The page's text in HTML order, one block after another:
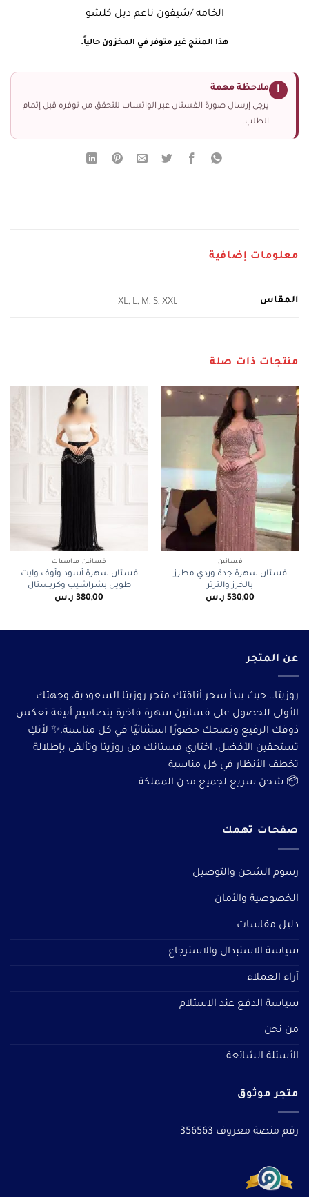
الخامه /شيفون ناعم دبل كلشو
هذا المنتج غير متوفر في المخزون حالياً.
! ملاحظة مهمة
يرجى إرسال صورة الفستان عبر الواتساب للتحقق من توفره قبل إتمام
الطلب.
معلومات إضافية
المقاس XL, L, M, S, XXL
منتجات ذات صلة
فساتين
فستان سهرة جدة وردي مطرز
بالخرز والترتر
530,00 ر.س
فساتين مناسبات
فستان سهرة أسود وأوف وايت
طويل بشراشيب وكريستال
380,00 ر.س
عن المتجر
روزيتا.. حيث يبدأ سحر أناقتك متجر روزيتا السعودية، وجهتك
الأولى للحصول على فساتين سهرة فاخرة بتصاميم أنيقة تعكس
ذوقك الرفيع وتمنحك حضورًا استثنائيًا في كل مناسبة.✨ لأنكِ
تستحقين الأفضل، اختاري فستانك من روزيتا وتألقى بإطلالة
تخطف الأنظار في كل مناسبة
📦 شحن سريع لجميع مدن المملكة
صفحات تهمك
رسوم الشحن والتوصيل
الخصوصية والأمان
دليل مقاسات
سياسة الاستبدال والاسترجاع
آراء العملاء
سياسة الدفع عند الاستلام
من نحن
الأسئلة الشائعة
متجر موثوق
رقم منصة معروف 356563